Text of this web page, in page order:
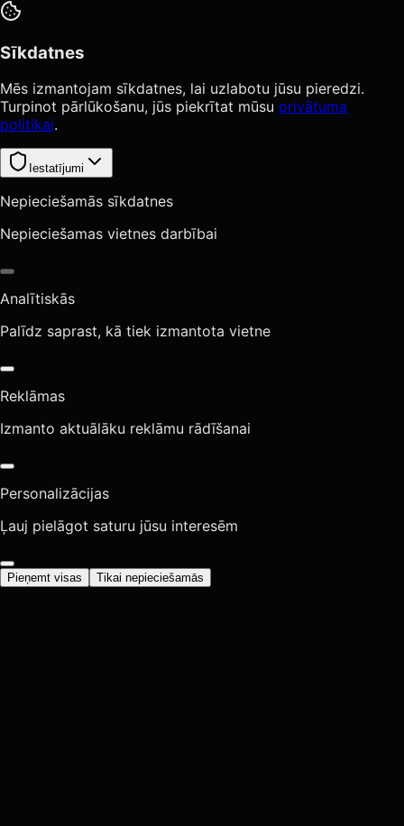
Sīkdatnes
Mēs izmantojam sīkdatnes, lai uzlabotu jūsu pieredzi.
Turpinot pārlūkošanu, jūs piekrītat mūsu privātuma
politikai.
Iestatījumi
Nepieciešamās sīkdatnes
Nepieciešamas vietnes darbībai
Analītiskās
Palīdz saprast, kā tiek izmantota vietne
Reklāmas
Izmanto aktuālāku reklāmu rādīšanai
Personalizācijas
Ļauj pielāgot saturu jūsu interesēm
Pieņemt visas Tikai nepieciešamās